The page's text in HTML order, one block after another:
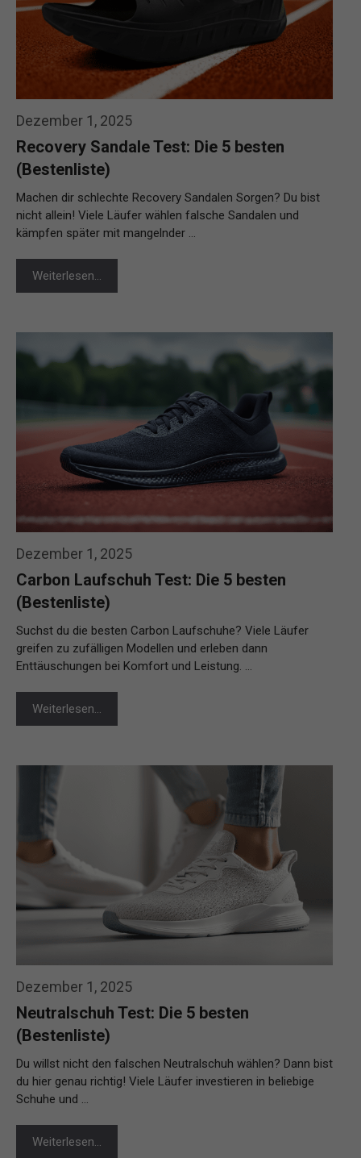
Dezember 1, 2025
Recovery Sandale Test: Die 5 besten
(Bestenliste)
Machen dir schlechte Recovery Sandalen Sorgen? Du bist
nicht allein! Viele Läufer wählen falsche Sandalen und
kämpfen später mit mangelnder …
Weiterlesen…
Dezember 1, 2025
Carbon Laufschuh Test: Die 5 besten
(Bestenliste)
Suchst du die besten Carbon Laufschuhe? Viele Läufer
greifen zu zufälligen Modellen und erleben dann
Enttäuschungen bei Komfort und Leistung. …
Weiterlesen…
Dezember 1, 2025
Neutralschuh Test: Die 5 besten
(Bestenliste)
Du willst nicht den falschen Neutralschuh wählen? Dann bist
du hier genau richtig! Viele Läufer investieren in beliebige
Schuhe und …
Weiterlesen…